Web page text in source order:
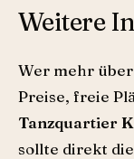
Weitere
Wer mehr
Preise, freie
Tanzquartier
sollte direkt